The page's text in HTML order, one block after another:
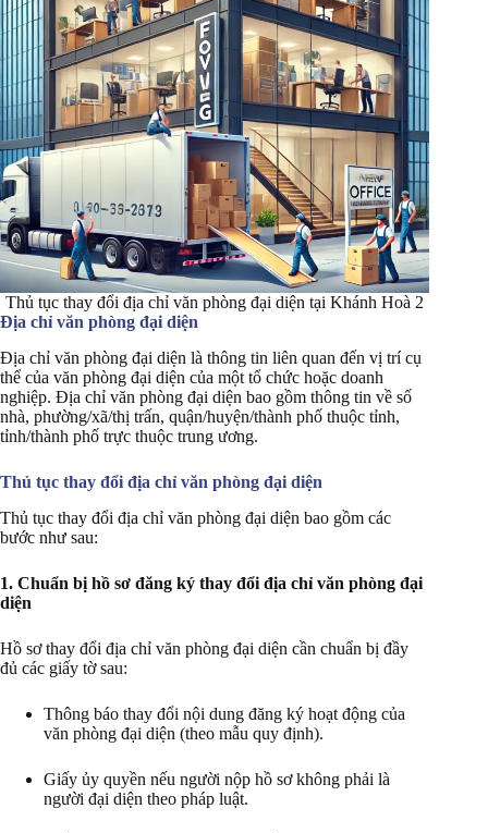
Thủ tục thay đổi địa chỉ văn phòng đại diện tại Khánh Hoà 2
Địa chỉ văn phòng đại diện
Địa chỉ văn phòng đại diện là thông tin liên quan đến vị trí cụ
thể của văn phòng đại diện của một tổ chức hoặc doanh
nghiệp. Địa chỉ văn phòng đại diện bao gồm thông tin về số
nhà, phường/xã/thị trấn, quận/huyện/thành phố thuộc tỉnh,
tỉnh/thành phố trực thuộc trung ương.
Thủ tục thay đổi địa chỉ văn phòng đại diện
Thủ tục thay đổi địa chỉ văn phòng đại diện bao gồm các
bước như sau:
1. Chuẩn bị hồ sơ đăng ký thay đổi địa chỉ văn phòng đại
diện
Hồ sơ thay đổi địa chỉ văn phòng đại diện cần chuẩn bị đầy
đủ các giấy tờ sau:
Thông báo thay đổi nội dung đăng ký hoạt động của
văn phòng đại diện (theo mẫu quy định).
Giấy ủy quyền nếu người nộp hồ sơ không phải là
người đại diện theo pháp luật.